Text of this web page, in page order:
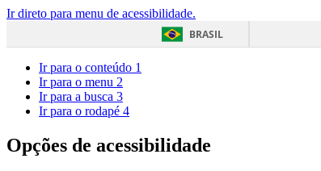
Ir direto para menu de acessibilidade.
BRASIL
Ir para o conteúdo 1
Ir para o menu 2
Ir para a busca 3
Ir para o rodapé 4
Opções de acessibilidade